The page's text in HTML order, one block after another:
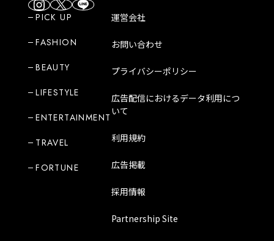
PICK UP
FASHION
BEAUTY
LIFESTYLE
ENTERTAINMENT
TRAVEL
FORTUNE
運営会社
お問い合わせ
プライバシーポリシー
広告配信におけるデータ利用につ
いて
利用規約
広告掲載
採用情報
Partnership Site